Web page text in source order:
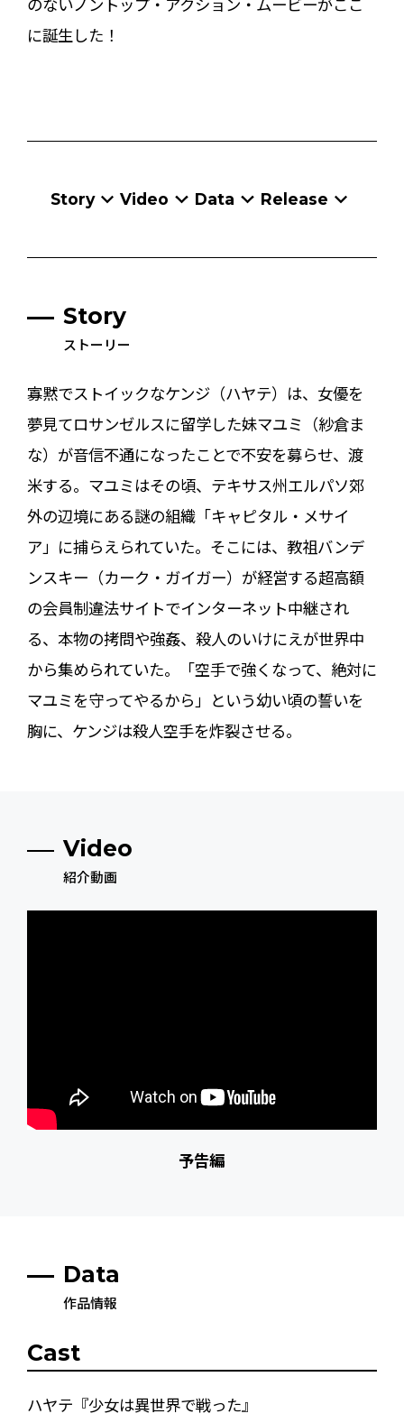
に誕生した！
Story Video Data Release
Story
ストーリー
寡黙でストイックなケンジ（ハヤテ）は、女優を
夢見てロサンゼルスに留学した妹マユミ（紗倉ま
な）が音信不通になったことで不安を募らせ、渡
米する。マユミはその頃、テキサス州エルパソ郊
外の辺境にある謎の組織「キャピタル・メサイ
ア」に捕らえられていた。そこには、教祖バンデ
ンスキー（カーク・ガイガー）が経営する超高額
の会員制違法サイトでインターネット中継され
る、本物の拷問や強姦、殺人のいけにえが世界中
から集められていた。「空手で強くなって、絶対に
マユミを守ってやるから」という幼い頃の誓いを
胸に、ケンジは殺人空手を炸裂させる。
Video
紹介動画
予告編
Data
作品情報
Cast
ハヤテ『少女は異世界で戦った』